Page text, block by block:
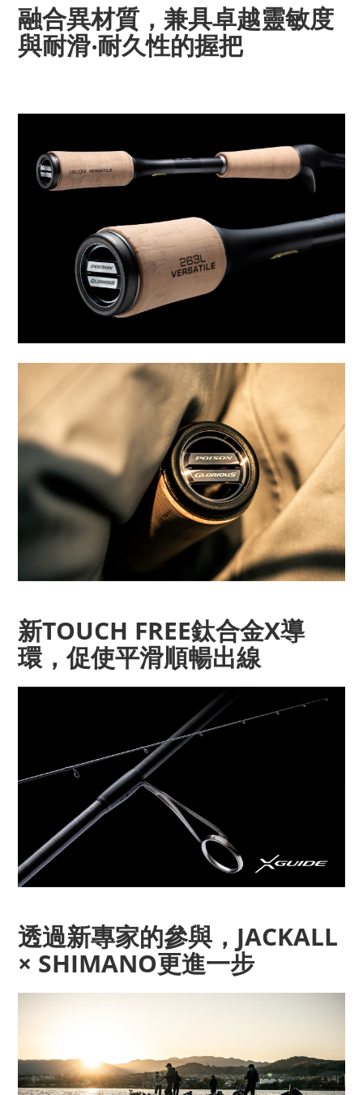
融合異材質，兼具卓越靈敏度
與耐滑‧耐久性的握把
新TOUCH FREE鈦合金X導
環，促使平滑順暢出線
透過新專家的參與，JACKALL
× SHIMANO更進一步